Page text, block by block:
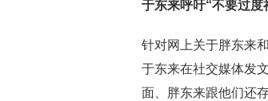
于东来呼吁“不要过度
针对网上关于胖东来
于东来在社交媒体发
面、胖东来跟他们还